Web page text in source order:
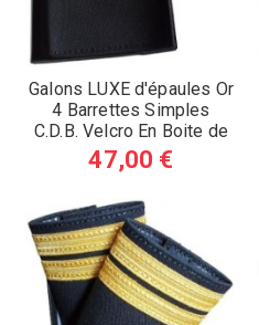
Galons LUXE d'épaules Or
4 Barrettes Simples
C.D.B. Velcro En Boite de
Présentation (A)
47,00 €